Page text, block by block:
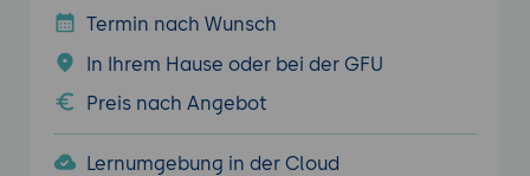
Termin nach Wunsch
In Ihrem Hause oder bei der GFU
Preis nach Angebot
Lernumgebung in der Cloud